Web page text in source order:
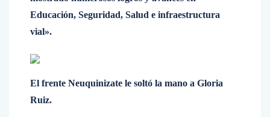
Educación, Seguridad, Salud e infraestructura
vial».
El frente Neuquinizate le soltó la mano a Gloria
Ruiz.